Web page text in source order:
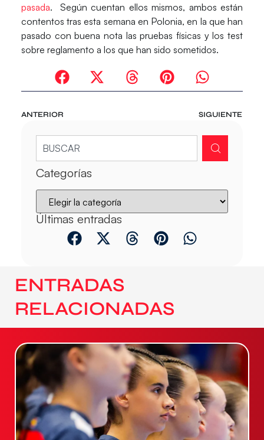
pasada. Según cuentan ellos mismos, ambos están
contentos tras esta semana en Polonia, en la que han
pasado con buena nota las pruebas físicas y los test
sobre reglamento a los que han sido sometidos.
ANTERIOR SIGUIENTE
Categorías
Últimas entradas
ENTRADAS
RELACIONADAS